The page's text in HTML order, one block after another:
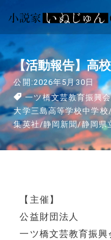
【活動報告】高
公開:2026年5月30日
一ツ橋文芸教育振興会
大学三島高等学校中学校 /
集英社/静岡新聞/静岡県
【主催】
公益財団法人
一ツ橋文芸教育振興